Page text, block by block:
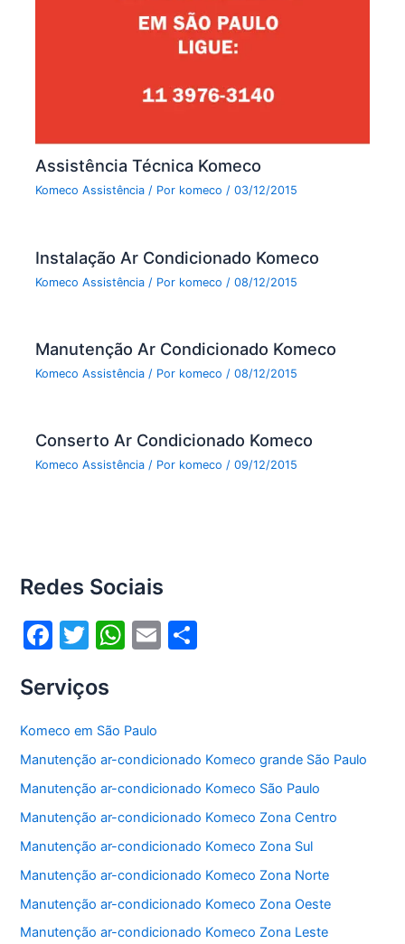
Assistência Técnica Komeco
Komeco Assistência / Por komeco/03/12/2015
Instalação Ar Condicionado Komeco
Komeco Assistência / Por komeco /08/12/2015
Manutenção Ar Condicionado Komeco
Komeco Assistência / Por komeco /08/12/2015
Conserto Ar Condicionado Komeco
Komeco Assistência / Por komeco/09/12/2015
Redes Sociais
F
c
e
b
o
o
k
T
itt
er
W
s
A
p
p
E
Serviços
Komeco em São Paulo
Manutenção ar-condicionado Komeco grande São Paulo
Manutenção ar-condicionado Komeco São Paulo
Manutenção ar-condicionado Komeco Zona Centro
Manutenção ar-condicionado Komeco Zona Sul
Manutenção ar-condicionado Komeco Zona Norte
Manutenção ar-condicionado Komeco Zona Oeste
Manutenção ar-condicionado Komeco Zona Leste